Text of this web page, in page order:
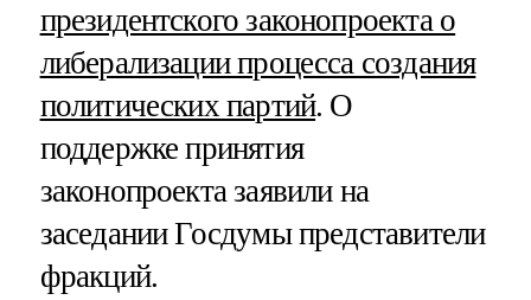
президентского законопроекта о
либерализации процесса создания
политических партий. О
поддержке принятия
законопроекта заявили на
заседании Госдумы представители
фракций.